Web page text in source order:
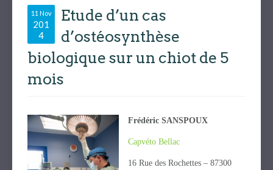
11 Nov
201
4
Etude d’un cas
d’ostéosynthèse
biologique sur un chiot de 5
mois
Frédéric SANSPOUX
Capvéto Bellac
16 Rue des Rochettes – 87300